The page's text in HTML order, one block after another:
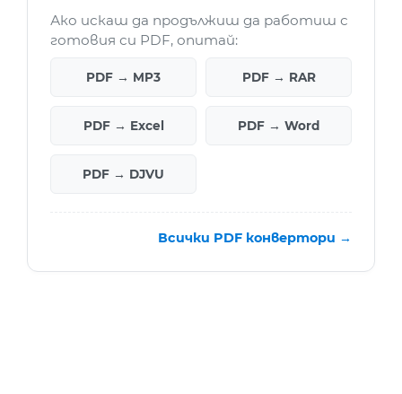
Ако искаш да продължиш да работиш с
готовия си PDF, опитай:
PDF → MP3 PDF → RAR
PDF → Excel PDF → Word
PDF → DJVU
Всички PDF конвертори →